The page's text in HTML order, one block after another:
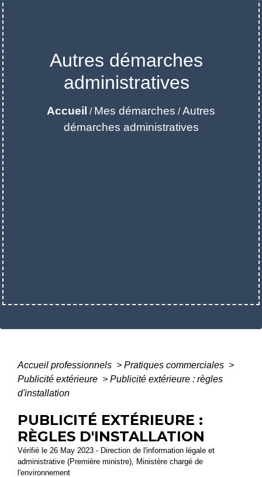
Autres démarches
administratives
Accueil / Mes démarches /Autres
démarches administratives
Accueil professionnels > Pratiques commerciales >
Publicité extérieure > Publicité extérieure : règles
d'installation
PUBLICITÉ EXTÉRIEURE :
RÈGLES D'INSTALLATION
Vérifié le 26 May 2023 - Direction de l'information légale et
administrative (Première ministre), Ministère chargé de
l'environnement